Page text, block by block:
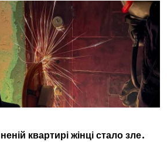
квартирі жінці стало зле.